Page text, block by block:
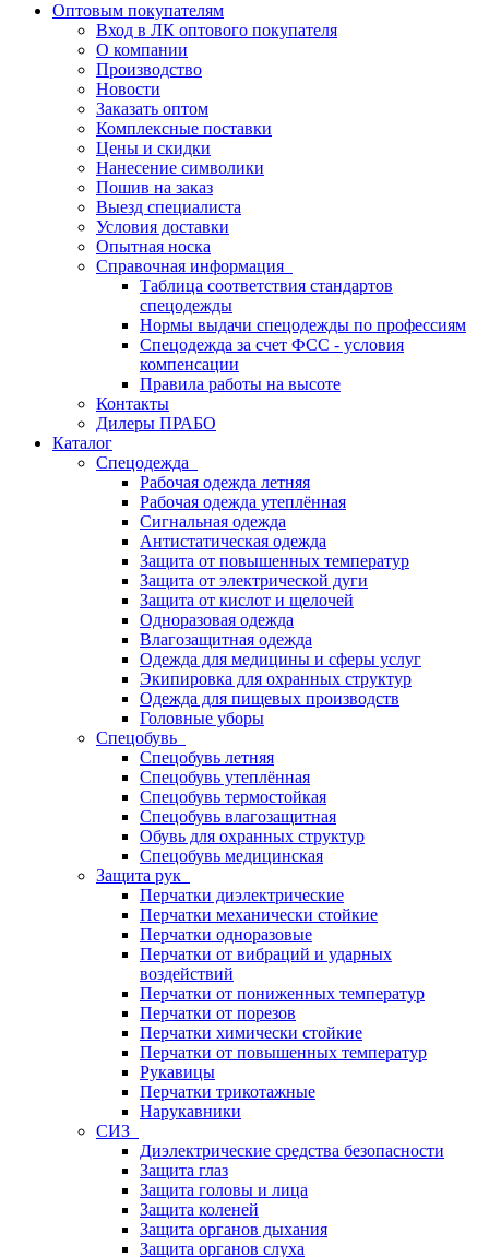
Оптовым покупателям
Вход в ЛК оптового покупателя
О компании
Производство
Новости
Заказать оптом
Комплексные поставки
Цены и скидки
Нанесение символики
Пошив на заказ
Выезд специалиста
Условия доставки
Опытная носка
Справочная информация
Таблица соответствия стандартов
спецодежды
Нормы выдачи спецодежды по профессиям
Спецодежда за счет ФСС - условия
компенсации
Правила работы на высоте
Контакты
Дилеры ПРАБО
Каталог
Спецодежда
Рабочая одежда летняя
Рабочая одежда утеплённая
Сигнальная одежда
Антистатическая одежда
Защита от повышенных температур
Защита от электрической дуги
Защита от кислот и щелочей
Одноразовая одежда
Влагозащитная одежда
Одежда для медицины и сферы услуг
Экипировка для охранных структур
Одежда для пищевых производств
Головные уборы
Спецобувь
Спецобувь летняя
Спецобувь утеплённая
Спецобувь термостойкая
Спецобувь влагозащитная
Обувь для охранных структур
Спецобувь медицинская
Защита рук
Перчатки диэлектрические
Перчатки механически стойкие
Перчатки одноразовые
Перчатки от вибраций и ударных
воздействий
Перчатки от пониженных температур
Перчатки от порезов
Перчатки химически стойкие
Перчатки от повышенных температур
Рукавицы
Перчатки трикотажные
Нарукавники
СИЗ
Диэлектрические средства безопасности
Защита глаз
Защита головы и лица
Защита коленей
Защита органов дыхания
Защита органов слуха